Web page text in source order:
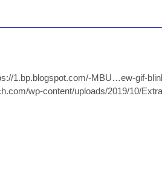
1.bp.blogspot.com/-MBU…ew-gif-
wp-content/uploads/2019/10/